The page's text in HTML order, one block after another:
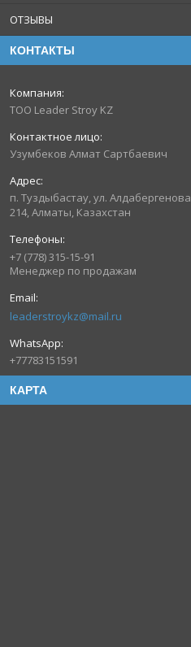
ОТЗЫВЫ
КОНТАКТЫ
TOO Leader Stroy KZ
Узумбеков Алмат Сартбаевич
п. Туздыбастау, ул. Алдабергенова
214, Алматы, Казахстан
+7 (778) 315-15-91
Менеджер по продажам
leaderstroykz@mail.ru
+77783151591
КАРТА